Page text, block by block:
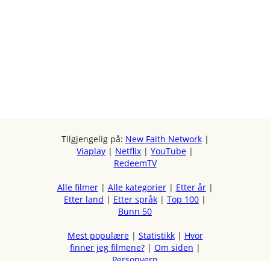
Tilgjengelig på: New Faith Network|
Viaplay | Netflix | YouTube |
RedeemTV
Alle filmer| Alle kategorier| Etter år|
Etter land | Etter språk | Top 100 |
Bunn 50
Mest populære| Statistikk| Hvor
finner jeg filmene?| Om siden |